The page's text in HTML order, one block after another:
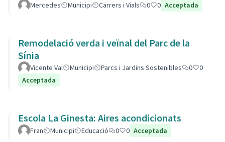
Mercedes Municipi Carrers i Vials 0 0 Acceptada
Remodelació verda i veïnal del Parc de la
Sínia
Vicente Val Municipi Parcs i Jardins Sostenibles 0
0
Acceptada
Escola La Ginesta: Aires acondicionats
Fran Municipi Educació 0 0 Acceptada